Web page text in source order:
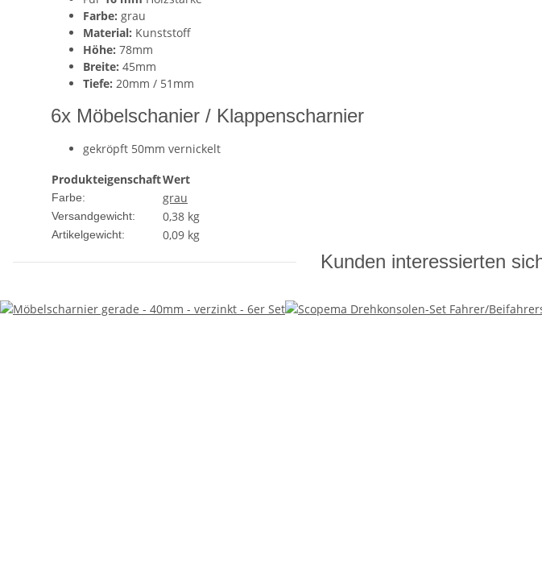
Farbe: grau
Material: Kunststoff
Höhe: 78mm
Breite: 45mm
Tiefe: 20mm / 51mm
6x Möbelschanier / Klappenscharnier
gekröpft 50mm vernickelt
ProdukteigenschaftWert
Farbe: grau
Versandgewicht: 0,38 kg
Artikelgewicht: 0,09 kg
Kunden interessierten